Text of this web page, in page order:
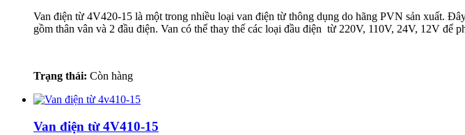
Van điện từ 4V420-15 là một trong nhiều loại van điện từ thông dụng do hãng PVN sản xuất.
gồm thân vân và 2 đầu điện. Van có thể thay thế các loại đầu điện từ 220V, 110V, 24V, 12V để
Trạng thái: Còn hàng
Van điện từ 4V410-15